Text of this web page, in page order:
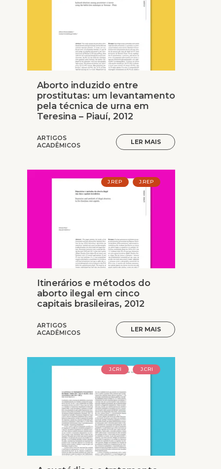
Aborto induzido entre
prostitutas: um levantamento
pela técnica de urna em
Teresina – Piauí, 2012
ARTIGOS
ACADÊMICOS
LER MAIS
J.REP J.REP
Itinerários e métodos do
aborto ilegal em cinco
capitais brasileiras, 2012
ARTIGOS
ACADÊMICOS
LER MAIS
J.CRI J.CRI